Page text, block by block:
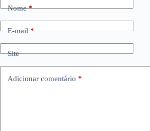
Nome*
E-mail*
Site
Adicionar comentário *